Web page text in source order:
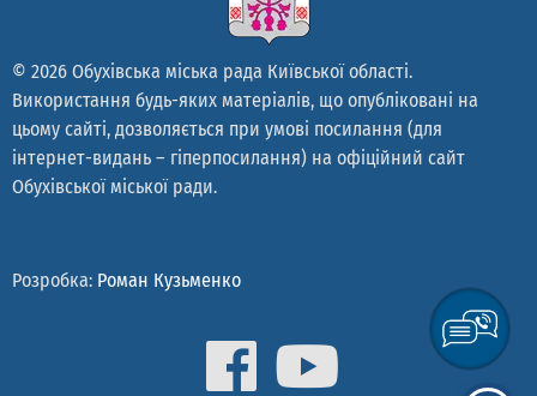
© 2026 Обухівська міська рада Київської області.
Використання будь-яких матеріалів, що опубліковані на
цьому сайті, дозволяється при умові посилання (для
інтернет-видань – гіперпосилання) на офіційний сайт
Обухівської міської ради.
Розробка: Роман Кузьменко